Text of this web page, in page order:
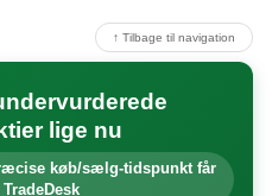
↑ Tilbage til navigation
lige nu
køb/sælg-tidspunkt får